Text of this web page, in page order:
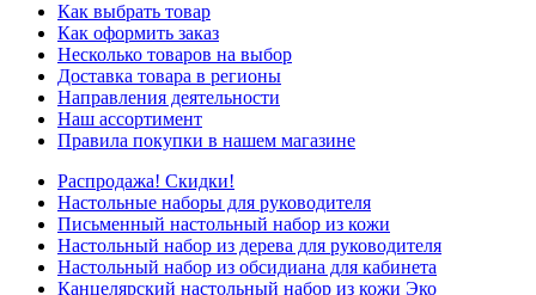
Как выбрать товар
Как оформить заказ
Несколько товаров на выбор
Доставка товара в регионы
Направления деятельности
Наш ассортимент
Правила покупки в нашем магазине
Распродажа! Скидки!
Настольные наборы для руководителя
Письменный настольный набор из кожи
Настольный набор из дерева для руководителя
Настольный набор из обсидиана для кабинета
Канцелярский настольный набор из кожи Эко